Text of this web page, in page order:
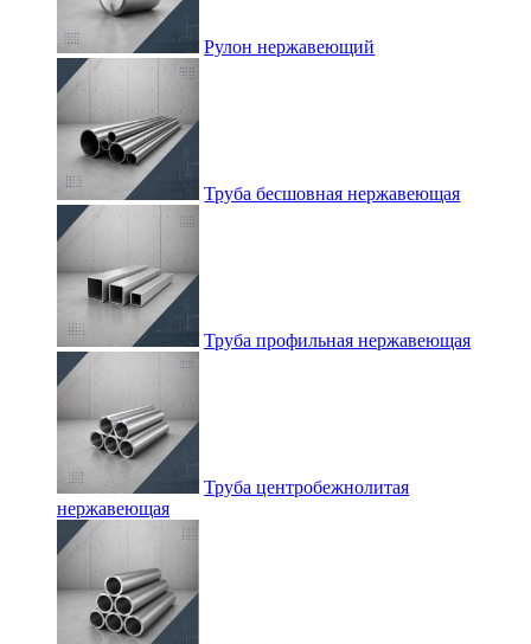
Рулон нержавеющий
Труба бесшовная нержавеющая
Труба профильная нержавеющая
Труба центробежнолитая
нержавеющая